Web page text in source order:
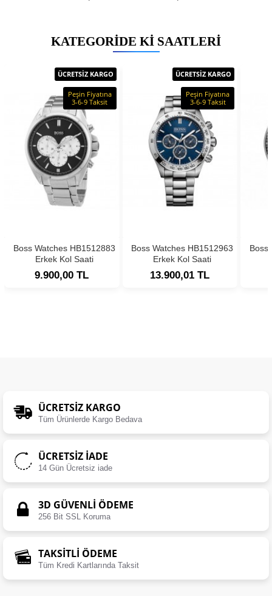
KATEGORIDE KI SAATLERI
ÜCRETSİZ KARGO
Peşin Fiyatına
3-6-9 Taksit
Boss Watches HB1512883
Erkek Kol Saati
9.900,00 TL
ÜCRETSİZ KARGO
Peşin Fiyatına
3-6-9 Taksit
Boss Watches HB1512963
Erkek Kol Saati
13.900,01 TL
Boss
ÜCRETSIZ KARGO
Tüm Ürünlerde Kargo Bedava
ÜCRETSIZ İADE
14 Gün Ücretsiz iade
3D GÜVENLİ ÖDEME
256 Bit SSL Koruma
TAKSİTLİ ÖDEME
Tüm Kredi Kartlarında Taksit